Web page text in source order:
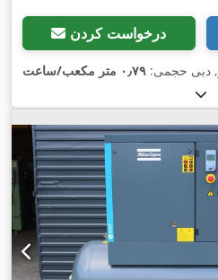
درخواست کردن
, دبی حجمی: ۰٫۷۹ متر مکعب/ساعت